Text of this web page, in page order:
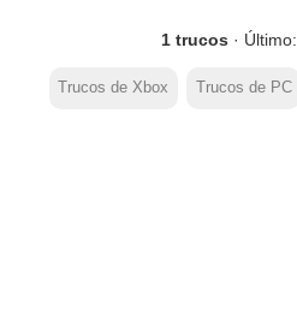
1 trucos · Último:
Trucos de Xbox Trucos de PC